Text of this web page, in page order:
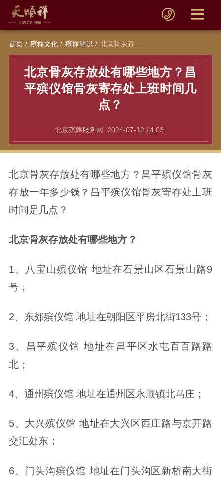
首页 殡葬文化 殡葬常识 北京骨灰存放处有哪些地方？昌平殡仪馆骨灰寄存处上班时间几点？
北京骨灰存放处有哪些地方？昌
平殡仪馆骨灰寄存处上班时间几
点？
北京殡葬服务网 2024-07-12 14:03
北京骨灰存放处有哪些地方？昌平殡仪馆骨灰
存放一年多少钱？昌平殡仪馆骨灰寄存处上班
时间是几点？
北京骨灰存放处有哪些地方？
1、八宝山殡仪馆 地址在石景山区石景山路9
号；
2、东郊殡仪馆 地址在朝阳区平房北街133号；
3、昌平殡仪馆 地址在昌平区水屯百百路路
北；
4、通州殡仪馆 地址在通州区永顺镇北马庄；
5、大兴殡仪馆 地址在大兴区西庄路与京开路
交汇处东；
6、门头沟殡仪馆 地址在门头沟区新桥南大街